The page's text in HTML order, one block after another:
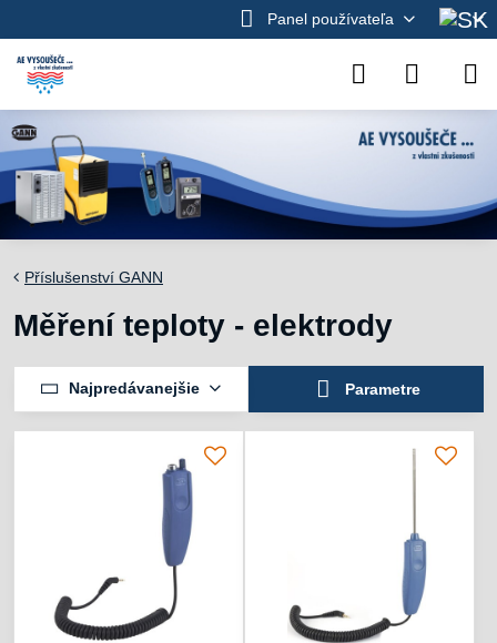
Panel používateľa
Příslušenství GANN
Měření teploty - elektrody
Najpredávanejšie Parametre